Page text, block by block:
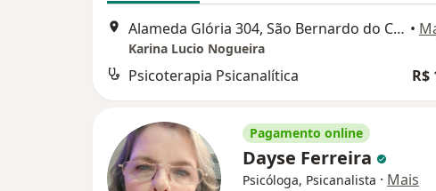
Alameda Glória 304, São Bernardo do Campo •
Karina Lucio Nogueira
Psicoterapia Psicanalítica R$
Pagamento online
Dayse Ferreira
Psicóloga, Psicanalista · Mais